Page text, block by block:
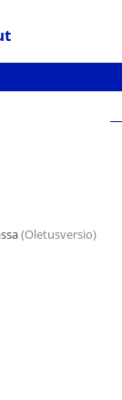
(Oletusversio)